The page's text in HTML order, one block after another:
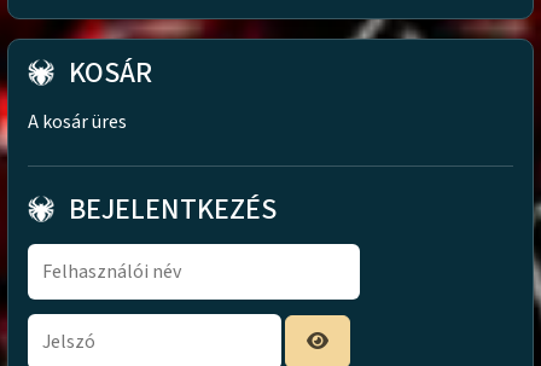
KOSÁR
A kosár üres
BEJELENTKEZÉS